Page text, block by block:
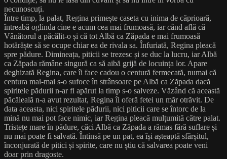
necunoscuți.
Între timp, la palat, Regina primește caseta cu inima de căprioară,
întreabă oglinda cine e acum cea mai frumoasă, iar când află că
Vânătorul a păcălit-o și că tot Albă ca Zăpada e mai frumoasă
hotărăște să se ocupe chiar ea de rivala sa. Înfuriată, Regina pleacă
spre pădure. Dimineața, piticii se trezesc și se duc la lucru, iar Albă
ca Zăpada rămâne singură ca să aibă grijă de locuința lor. Apare
deghizată Regina, care îi face cadou o centură fermecată, numai că
centura mai-mai s-o sufoce în strânsoare pe Albă ca Zăpada dacă
spiritele pădurii n-ar fi apărut la timp s-o salveze. Văzând că această
păcăleală n-a avut rezultat, Regina îi oferă fetei un măr otrăvit. De
data aceasta, nici spiritele pădurii, nici piticii care se întorc de la
mină nu mai pot face nimic, iar Regina pleacă mulțumită către palat.
Tristețe mare în pădure, căci Albă ca Zăpada a rămas fără suflare și
nu mai poate fi salvată. Întinsă pe un pat, ea își așteaptă sfârșitul,
înconjurată de pitici și spirite, care nu știu că salvarea poate veni
doar prin dragoste.